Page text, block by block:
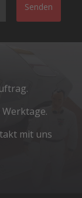
Senden
mit uns